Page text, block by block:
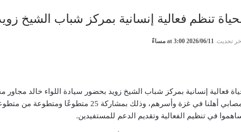
تنظم فعالية إنسانية بمركز شباب الشيخ
آخر تحديث 2026/06/11 at 3:00 مساءً
فعالية إنسانية بمركز شباب الشيخ زويد بحضور سيادة اللواء خالد مجاور
لاستقبال 60 شخص من مصابي أهلنا في غزة وأسرهم، وذلك
في تنظيم الفعالية وتقديم الدعم للمستفيدين.